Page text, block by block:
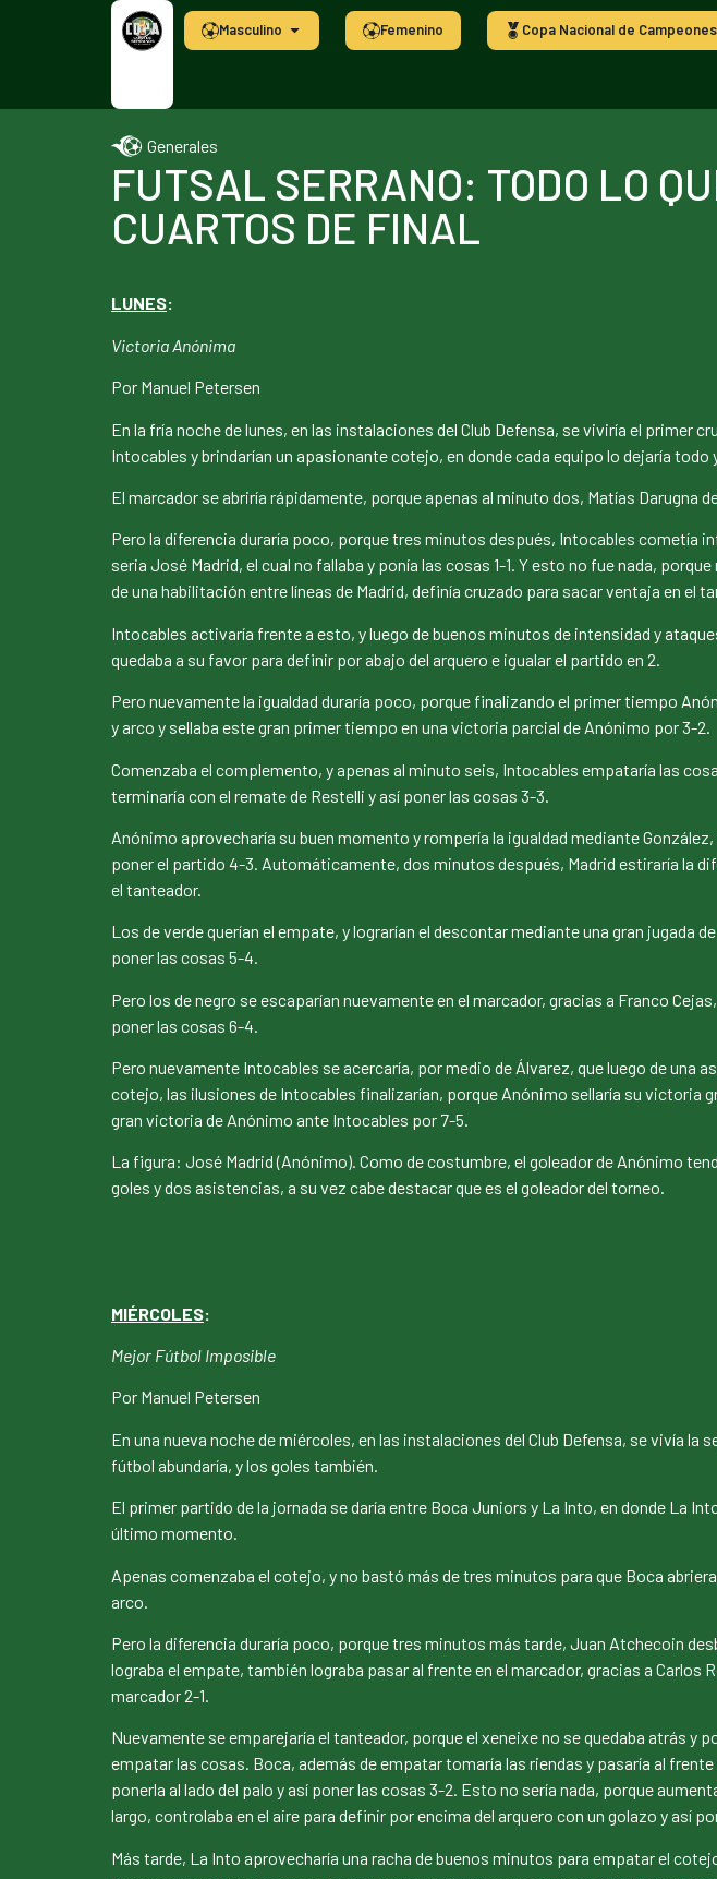
Masculino Femenino Copa Nacional de Campeones
Generales
FUTSAL SERRANO: TODO LO
CUARTOS DE FINAL
LUNES:
Victoria Anónima
Por Manuel Petersen
En la fría noche de lunes, en las instalaciones del Club Defensa, se viviría el primer
Intocables y brindarían un apasionante cotejo, en donde cada equipo lo dejaría todo
El marcador se abriría rápidamente, porque apenas al minuto dos, Matías Darugna
Pero la diferencia duraría poco, porque tres minutos después, Intocables cometía
seria José Madrid, el cual no fallaba y ponía las cosas 1-1. Y esto no fue nada,
de una habilitación entre líneas de Madrid, definía cruzado para sacar ventaja en el
Intocables activaría frente a esto, y luego de buenos minutos de intensidad y
quedaba a su favor para definir por abajo del arquero e igualar el partido en 2.
Pero nuevamente la igualdad duraría poco, porque finalizando el primer tiempo
y arco y sellaba este gran primer tiempo en una victoria parcial de Anónimo por 3-2.
Comenzaba el complemento, y apenas al minuto seis, Intocables empataría las
terminaría con el remate de Restelli y así poner las cosas 3-3.
Anónimo aprovecharía su buen momento y rompería la igualdad mediante
poner el partido 4-3. Automáticamente, dos minutos después, Madrid estiraría la
el tanteador.
Los de verde querían el empate, y lograrían el descontar mediante una gran jugada
poner las cosas 5-4.
Pero los de negro se escaparían nuevamente en el marcador, gracias a Franco
poner las cosas 6-4.
Pero nuevamente Intocables se acercaría, por medio de Álvarez, que luego de una
cotejo, las ilusiones de Intocables finalizarían, porque Anónimo sellaría su victoria
gran victoria de Anónimo ante Intocables por 7-5.
La figura: José Madrid (Anónimo). Como de costumbre, el goleador de Anónimo
goles y dos asistencias, a su vez cabe destacar que es el goleador del torneo.
MIÉRCOLES:
Mejor Fútbol Imposible
Por Manuel Petersen
En una nueva noche de miércoles, en las instalaciones del Club Defensa, se vivía
fútbol abundaría, y los goles también.
El primer partido de la jornada se daría entre Boca Juniors y La Into, en donde La
último momento.
Apenas comenzaba el cotejo, y no bastó más de tres minutos para que Boca
arco.
Pero la diferencia duraría poco, porque tres minutos más tarde, Juan Atchecoin
lograba el empate, también lograba pasar al frente en el marcador, gracias a
marcador 2-1.
Nuevamente se emparejaría el tanteador, porque el xeneixe no se quedaba atrás y
empatar las cosas. Boca, además de empatar tomaría las riendas y pasaría al
ponerla al lado del palo y así poner las cosas 3-2. Esto no sería nada, porque
largo, controlaba en el aire para definir por encima del arquero con un golazo y así
Más tarde, La Into aprovecharía una racha de buenos minutos para empatar el